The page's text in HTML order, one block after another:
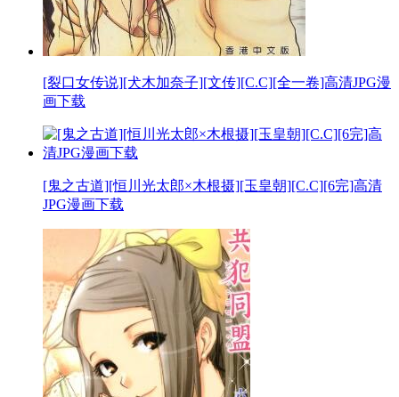
[裂口女传说][犬木加奈子][文传][C.C][全一卷]高清JPG漫
画下载
[鬼之古道][恒川光太郎×木根摄][玉皇朝][C.C][6完]高清
JPG漫画下载